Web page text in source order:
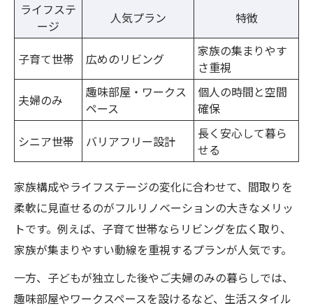
ライフステ
ージ
人気プラン 特徴
子育て世帯 広めのリビング
家族の集まりやす
さ重視
夫婦のみ
趣味部屋・ワークス
ペース
個人の時間と空間
確保
シニア世帯
バリアフリー設計
長く安心して暮ら
せる
家族構成やライフステージの変化に合わせて、間取りを
柔軟に見直せるのがフルリノベーションの大きなメリッ
トです。例えば、子育て世帯ならリビングを広く取り、
家族が集まりやすい動線を重視するプランが人気です。
一方、子どもが独立した後やご夫婦のみの暮らしでは、
趣味部屋やワークスペースを設けるなど、生活スタイル